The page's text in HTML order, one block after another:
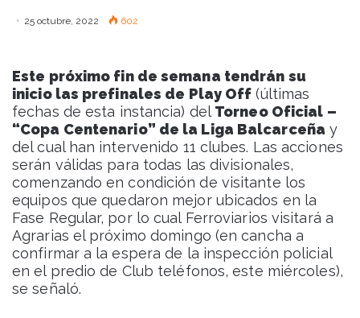
25 octubre, 2022 602
Este próximo fin de semana tendrán su
inicio las prefinales de Play Off (últimas
fechas de esta instancia) delTorneo Oficial –
“Copa Centenario” de la Liga Balcarceña y
del cual han intervenido 11 clubes. Las acciones
serán válidas para todas las divisionales,
comenzando en condición de visitante los
equipos que quedaron mejor ubicados en la
Fase Regular, por lo cual Ferroviarios visitará a
Agrarias el próximo domingo (en cancha a
confirmar a la espera de la inspección policial
en el predio de Club teléfonos, este miércoles),
se señaló.